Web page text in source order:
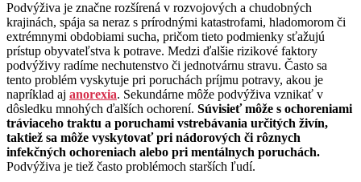
Podvýživa je značne rozšírená v rozvojových a chudobných
krajinách, spája sa neraz s prírodnými katastrofami, hladomorom či
extrémnymi obdobiami sucha, pričom tieto podmienky sťažujú
prístup obyvateľstva k potrave. Medzi ďalšie rizikové faktory
podvýživy radíme nechutenstvo či jednotvárnu stravu. Často sa
tento problém vyskytuje pri poruchách príjmu potravy, akou je
napríklad aj anorexia. Sekundárne môže podvýživa vznikať v
dôsledku mnohých ďalších ochorení. Súvisieť môže s ochoreniami
tráviaceho traktu a poruchami vstrebávania určitých živín,
taktiež sa môže vyskytovať pri nádorových či rôznych
infekčných ochoreniach alebo pri mentálnych poruchách.
Podvýživa je tiež často problémoch starších ľudí.